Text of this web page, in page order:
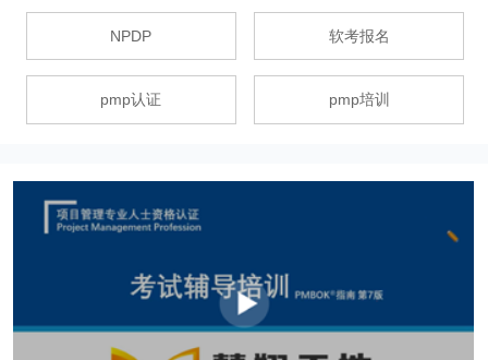
NPDP 软考报名
pmp认证 pmp培训